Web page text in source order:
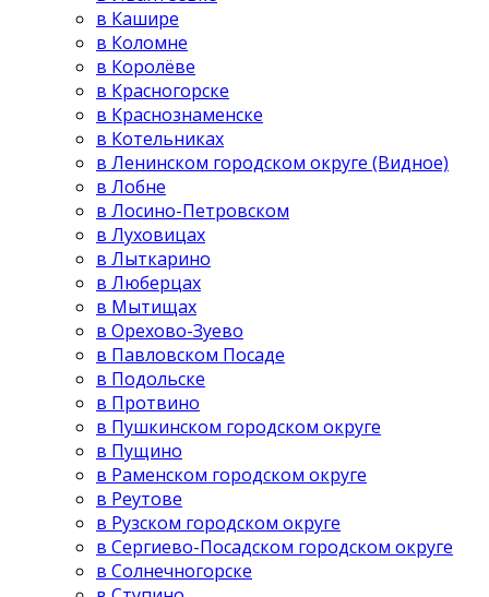
в Кашире
в Коломне
в Королёве
в Красногорске
в Краснознаменске
в Котельниках
в Ленинском городском округе (Видное)
в Лобне
в Лосино-Петровском
в Луховицах
в Лыткарино
в Люберцах
в Мытищах
в Орехово-Зуево
в Павловском Посаде
в Подольске
в Протвино
в Пушкинском городском округе
в Пущино
в Раменском городском округе
в Реутове
в Рузском городском округе
в Сергиево-Посадском городском округе
в Солнечногорске